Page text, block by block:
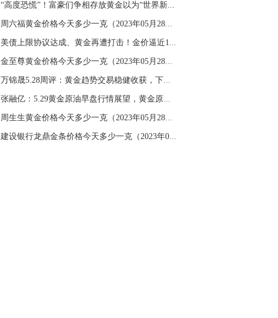
杨山海：趋势出来了，顺势看涨
匿名网友-中金在线手机网：杨老师！黄金具
“高度恐慌”！富豪们争相存放黄金以为“世界新...
周六福黄金价格今天多少一克（2023年05月28日）...
美债上限协议达成、黄金再遭打击！金价逼近1940...
金至尊黄金价格今天多少一克（2023年05月28日）
万锦晟5.28周评：黄金趋势交易稳健收获，下周黄...
张融亿：5.29黄金原油早盘行情展望，黄金原油趋...
周生生黄金价格今天多少一克（2023年05月28日）
建设银行龙鼎金条价格今天多少一克（2023年05月...